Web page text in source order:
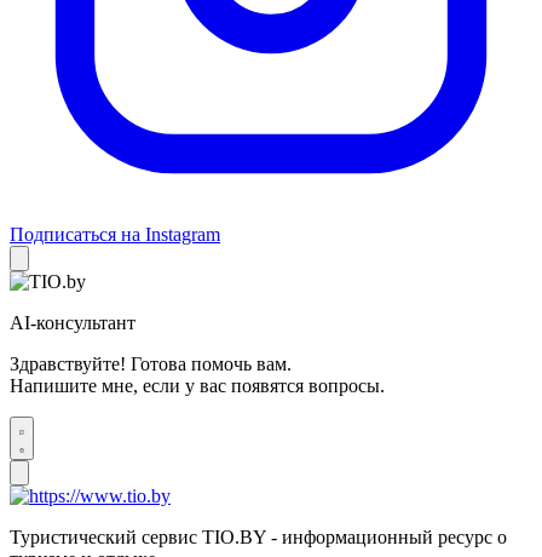
Подписаться на Instagram
AI-консультант
Здравствуйте! Готова помочь вам.
Напишите мне, если у вас появятся вопросы.
Туристический сервис TIO.BY - информационный ресурс о